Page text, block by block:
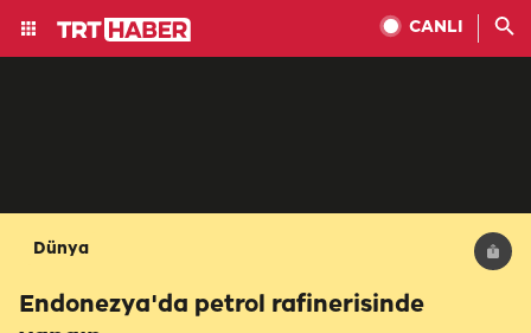
CANLI
Dünya
Endonezya'da petrol rafinerisinde